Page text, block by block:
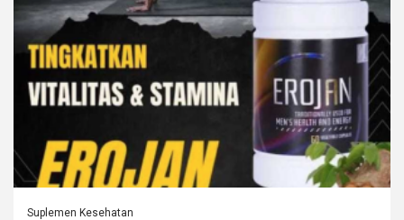
Suplemen Kesehatan